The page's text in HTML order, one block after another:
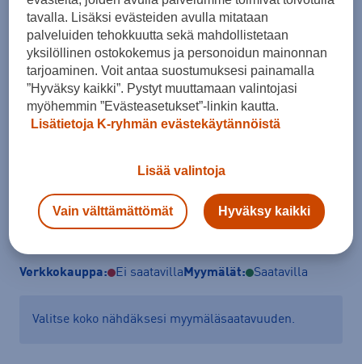
Pituus- ja painotaulukko
Hiihtäjän pituus
Hiihtäjän paino
kg
Mihin tietoja tarvitaan?
Lisää ostoskoriin
Verkkokauppa: Ei saatavillaMyymälät: Saatavilla
Valitse koko nähdäksesi myymäläsaatavuuden.
tavalla. Lisäksi evästeiden avulla mitataan
palveluiden tehokkuutta sekä mahdollistetaan
yksilöllinen ostokokemus ja personoidun mainonnan
tarjoaminen. Voit antaa suostumuksesi painamalla
”Hyväksy kaikki”. Pystyt muuttamaan valintojasi
myöhemmin ”Evästeasetukset”-linkin kautta.
Lisätietoja K-ryhmän evästekäytännöistä
Lisää valintoja
Vain välttämättömät Hyväksy kaikki